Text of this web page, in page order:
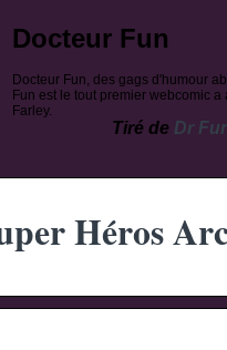
Docteur Fun
Docteur Fun, des gags d'humour
Fun est le tout premier webcomic
Farley.
Tiré de Dr
Héros